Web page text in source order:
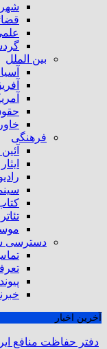
بین الملل
فرهنگی
تئاتر
دسترسی
آخرین اخبار
دفتر حفاظت منافع